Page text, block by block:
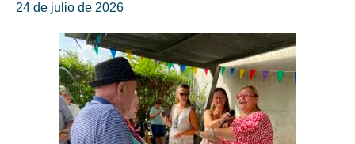
24 de julio de 2026